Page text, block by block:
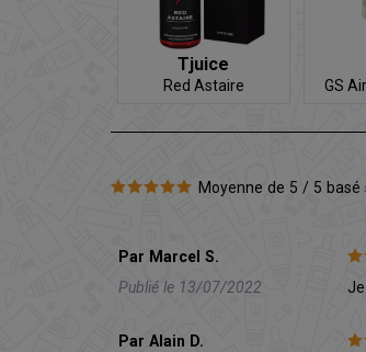
Tjuice
Red Astaire GS
Moyenne de 5 / 5 basé
Par Marcel S.
Publié le 13/07/2022
Par Alain D.